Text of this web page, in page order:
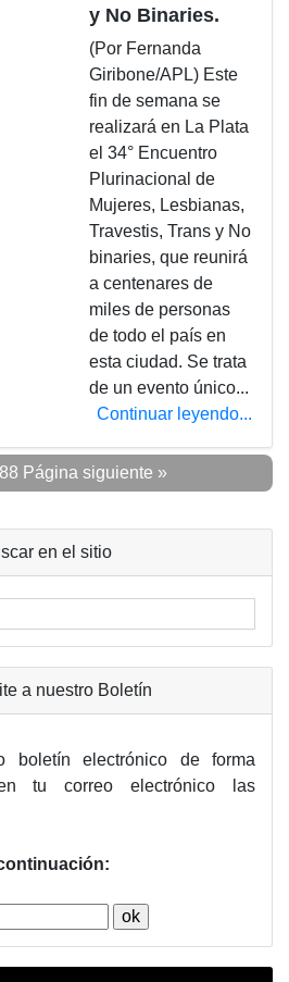
y No Binaries.
(Por Fernanda
Giribone/APL) Este
fin de semana se
realizará en La Plata
el 34° Encuentro
Plurinacional de
Mujeres, Lesbianas,
Travestis, Trans y No
binaries, que reunirá
a centenares de
miles de personas
de todo el país en
esta ciudad. Se trata
de un evento único...
Continuar leyendo...
Página siguiente »
en el sitio
a nuestro Boletín
boletín electrónico de forma
tu correo electrónico las